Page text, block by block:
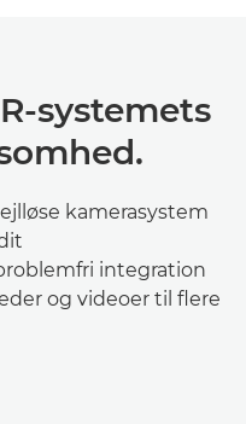
systemets
kamerasystem
integration
og videoer til flere